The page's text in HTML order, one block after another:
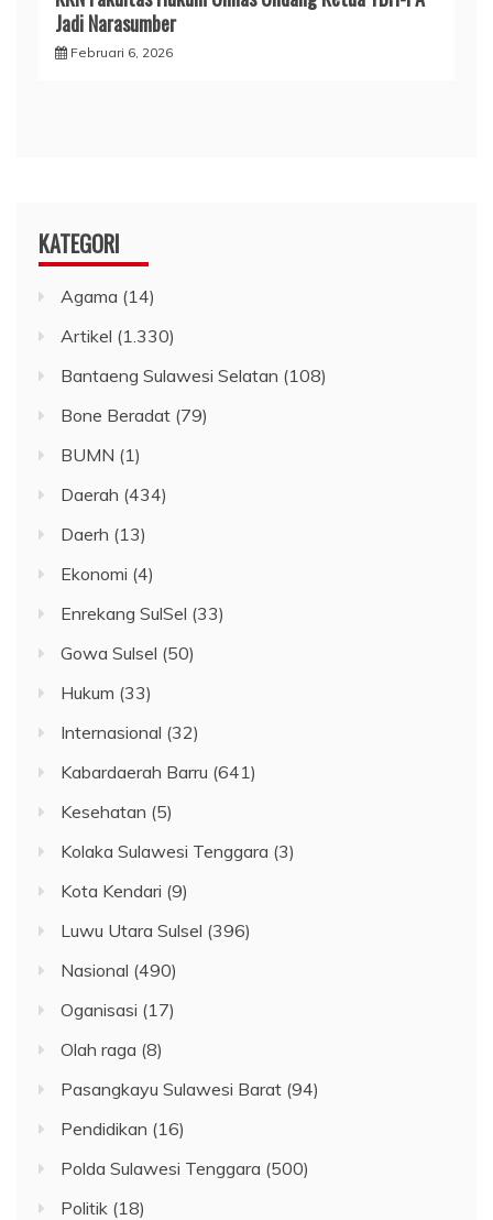
Jadi Narasumber
Februari 6, 2026
KATEGORI
Agama (14)
Artikel (1.330)
Bantaeng Sulawesi Selatan (108)
Bone Beradat (79)
BUMN (1)
Daerah (434)
Daerh (13)
Ekonomi (4)
Enrekang SulSel (33)
Gowa Sulsel (50)
Hukum (33)
Internasional (32)
Kabardaerah Barru (641)
Kesehatan (5)
Kolaka Sulawesi Tenggara (3)
Kota Kendari (9)
Luwu Utara Sulsel (396)
Nasional (490)
Oganisasi (17)
Olah raga (8)
Pasangkayu Sulawesi Barat (94)
Pendidikan (16)
Polda Sulawesi Tenggara (500)
Politik (18)